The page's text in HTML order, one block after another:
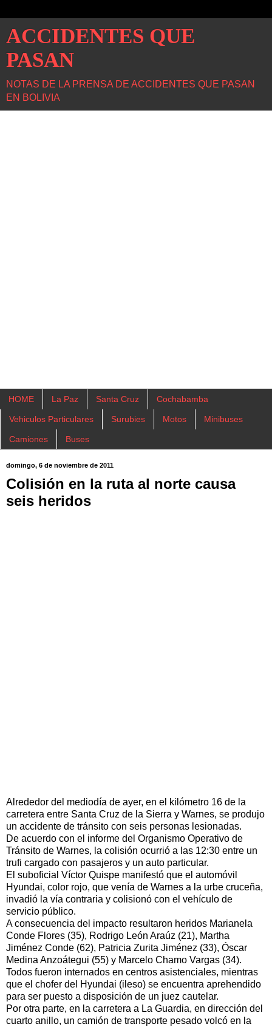
ACCIDENTES QUE
PASAN
NOTAS DE LA PRENSA DE ACCIDENTES QUE PASAN
EN BOLIVIA
HOME La Paz Santa Cruz Cochabamba
Vehiculos Particulares Surubies Motos Minibuses
Camiones Buses
domingo, 6 de noviembre de 2011
Colisión en la ruta al norte causa
seis heridos
Alrededor del mediodía de ayer, en el kilómetro 16 de la
carretera entre Santa Cruz de la Sierra y Warnes, se produjo
un accidente de tránsito con seis personas lesionadas.
De acuerdo con el informe del Organismo Operativo de
Tránsito de Warnes, la colisión ocurrió a las 12:30 entre un
trufi cargado con pasajeros y un auto particular.
El suboficial Víctor Quispe manifestó que el automóvil
Hyundai, color rojo, que venía de Warnes a la urbe cruceña,
invadió la vía contraria y colisionó con el vehículo de
servicio público.
A consecuencia del impacto resultaron heridos Marianela
Conde Flores (35), Rodrigo León Araúz (21), Martha
Jiménez Conde (62), Patricia Zurita Jiménez (33), Óscar
Medina Anzoátegui (55) y Marcelo Chamo Vargas (34).
Todos fueron internados en centros asistenciales, mientras
que el chofer del Hyundai (ileso) se encuentra aprehendido
para ser puesto a disposición de un juez cautelar.
Por otra parte, en la carretera a La Guardia, en dirección del
cuarto anillo, un camión de transporte pesado volcó en la